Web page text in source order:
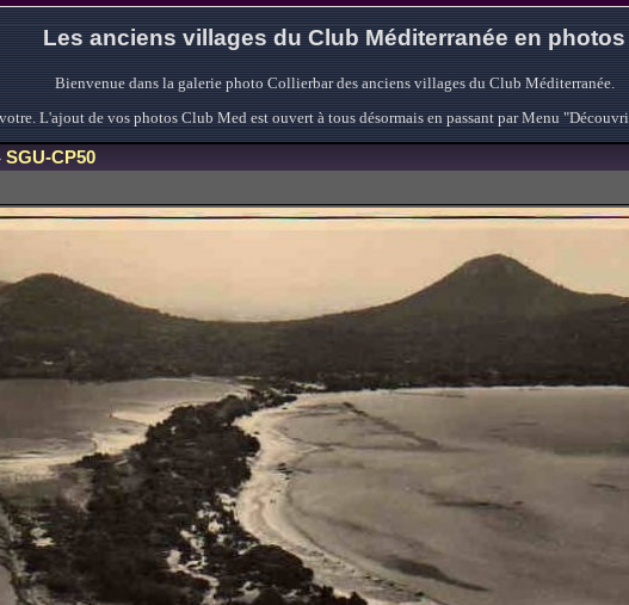
Les anciens villages du Club Méditerranée en photos
Bienvenue dans la galerie photo Collierbar des anciens villages du Club Méditerranée.
L'ajout de vos photos Club Med est ouvert à tous désormais en passant par Menu
SGU-CP50